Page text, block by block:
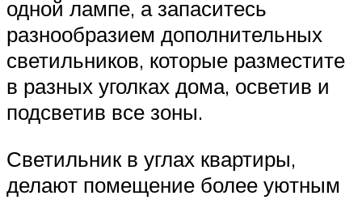
одной лампе, а запаситесь
разнообразием дополнительных
светильников, которые разместите
в разных уголках дома, осветив и
подсветив все зоны.
Светильник в углах квартиры,
делают помещение более уютным